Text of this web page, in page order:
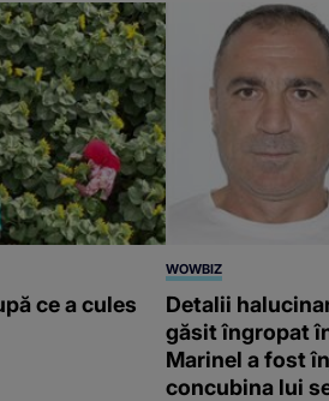
ce a cules
WOWBIZ
Detalii
găsit îngropat
Marinel a fost
concubina lui